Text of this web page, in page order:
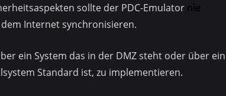
sollte der PDC-Emulator nie
Internet synchronisieren.
ein System das in der DMZ steht oder über ein
Standard ist, zu implementieren.